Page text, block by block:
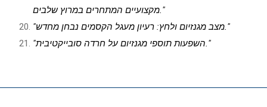
מקצועיים המתחרים במרוץ שלבים."
"מצב מגנזיום ולחץ: רעיון מעגל הקסמים נבחן מחדש."
"השפעות תוספי מגנזיום על חרדה סובייקטיבית."